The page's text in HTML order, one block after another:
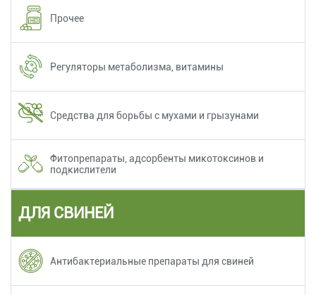
Прочее
Регуляторы метаболизма, витамины
Средства для борьбы с мухами и грызунами
Фитопрепараты, адсорбенты микотоксинов и
подкислители
ДЛЯ СВИНЕЙ
Антибактериальные препараты для свиней